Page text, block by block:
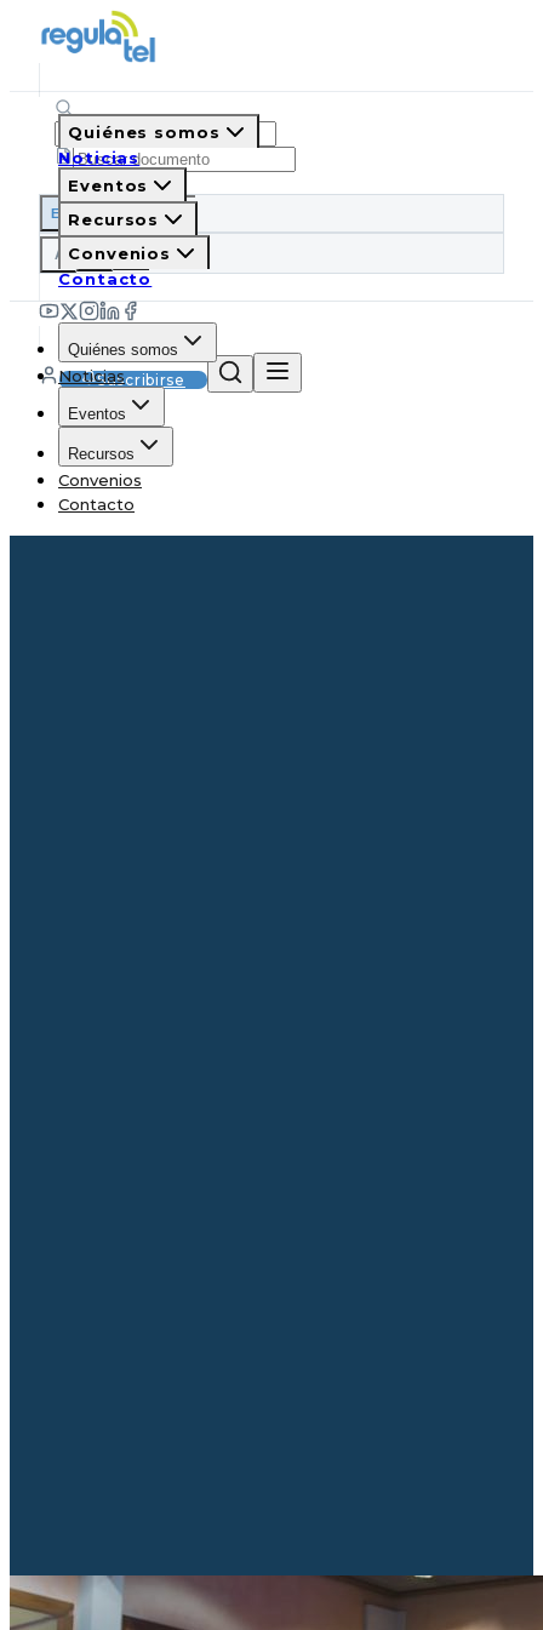
ES IT
A A A
Suscribirse
Quiénes somos
Noticias
Eventos
Recursos
Convenios
Contacto
Quiénes somos
Noticias
Eventos
Recursos
Convenios
Contacto